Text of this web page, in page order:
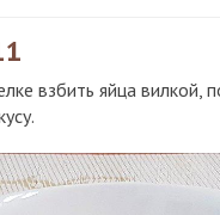
взбить яйца вилкой,